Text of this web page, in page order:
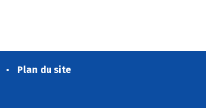
Plan du site